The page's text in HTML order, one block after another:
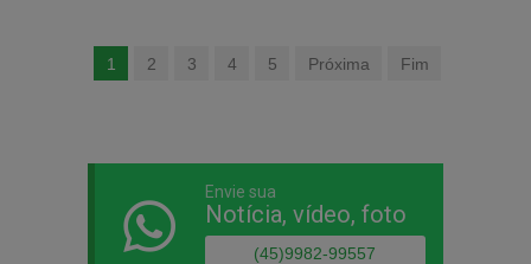
1 2 3 4 5 Próxima Fim
Envie sua
Notícia, vídeo, foto
(45)9982-99557